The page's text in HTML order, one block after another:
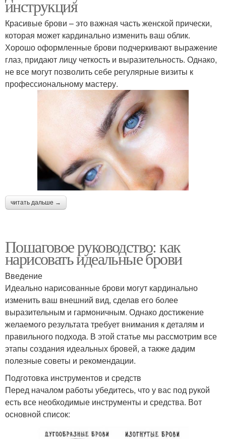
инструкция
Красивые брови – это важная часть женской прически,
которая может кардинально изменить ваш облик.
Хорошо оформленные брови подчеркивают выражение
глаз, придают лицу четкость и выразительность. Однако,
не все могут позволить себе регулярные визиты к
профессиональному мастеру.
читать дальше →
Пошаговое руководство: как
нарисовать идеальные брови
Введение
Идеально нарисованные брови могут кардинально
изменить ваш внешний вид, сделав его более
выразительным и гармоничным. Однако достижение
желаемого результата требует внимания к деталям и
правильного подхода. В этой статье мы рассмотрим все
этапы создания идеальных бровей, а также дадим
полезные советы и рекомендации.
Подготовка инструментов и средств
Перед началом работы убедитесь, что у вас под рукой
есть все необходимые инструменты и средства. Вот
основной список: